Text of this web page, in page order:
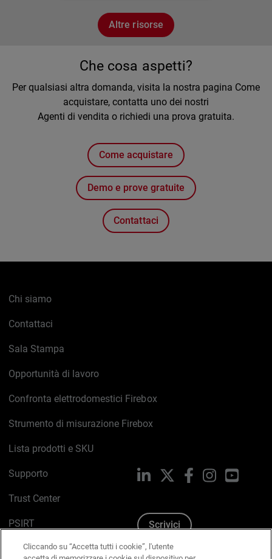
Altre risorse
Che cosa aspetti?
Per qualsiasi altra domanda, visita la nostra pagina Come
acquistare, contatta uno dei nostri
Agenti di vendita o richiedi una prova gratuita.
Come acquistare
Demo e prove gratuite
Contattaci
Chi siamo
Contattaci
Sala Stampa
Opportunità di lavoro
Confronta elettrodomestici Firebox
Strumento di misurazione Firebox
Lista prodotti e SKU
Supporto
Trust Center
PSIRT
Politica sui cookie
LinkedIn FacebookInstagram
Scrivici
Cliccando su “Accetta tutti i cookie”, l'utente